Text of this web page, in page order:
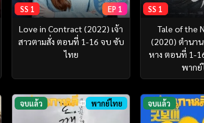
SS 1 EP 1
Love in Contract (2022) เจ้า
สาวตามสั่ง ตอนที่ 1-16 จบ ซับ
ไทย
SS 1
Tale of the
(2020) ตำนาน
หาง ตอนที่ 1-
พากย์
จบแล้ว พากย์ไทย จบแล้ว